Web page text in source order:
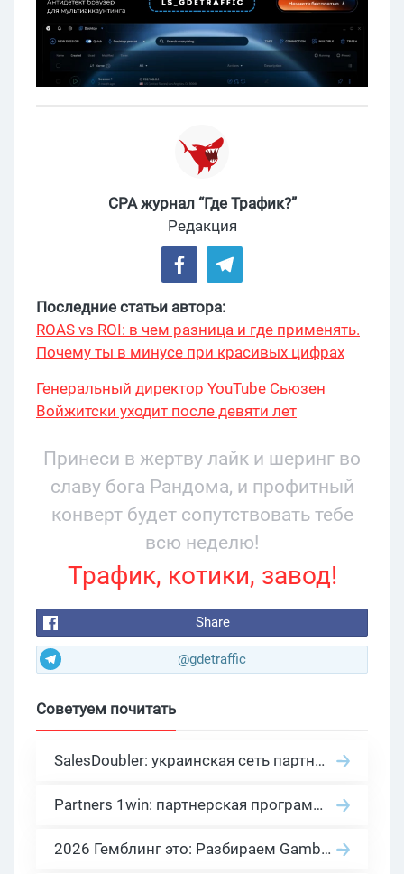
CPA журнал “Где Трафик?”
Редакция
Последние статьи автора:
ROAS vs ROI: в чем разница и где применять.
Почему ты в минусе при красивых цифрах
Генеральный директор YouTube Сьюзен
Войжитски уходит после девяти лет
Принеси в жертву лайк и шеринг во
славу бога Рандома, и профитный
конверт будет сопутствовать тебе
всю неделю!
Трафик, котики, завод!
Share
@gdetraffic
Советуем почитать
SalesDoubler: украинская сеть партнерских программ с оплатой за действие
Partners 1win: партнерская программа казино в нише гемблинг арбитраж
2026 Гемблинг это: Разбираем Gambling вертикаль, и все что связано с гемблинг и беттинг офферами